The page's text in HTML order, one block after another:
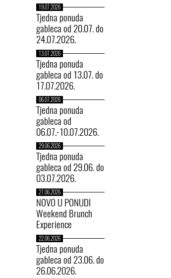
19.07.2026
Tjedna ponuda
gableca od 20.07. do
24.07.2026.
13.07.2026
Tjedna ponuda
gableca od 13.07. do
17.07.2026.
06.07.2026
Tjedna ponuda
gableca od
06.07.-10.07.2026.
29.06.2026
Tjedna ponuda
gableca od 29.06. do
03.07.2026.
27.06.2026
NOVO U PONUDI
Weekend Brunch
Experience
22.06.2026
Tjedna ponuda
gableca od 23.06. do
26.06.2026.